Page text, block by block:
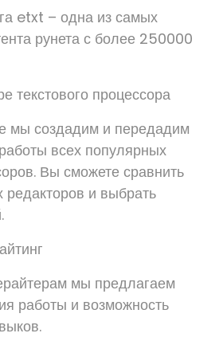
etxt – одна из самых
рунета с более 250000
текстового процессора
мы создадим и передадим
всех популярных
Вы сможете сравнить
редакторов и выбрать
мы предлагаем
работы и возможность